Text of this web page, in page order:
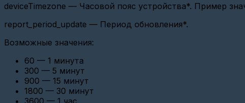
использования
Вега
M-
и
M-
BUS
2
Особенности
deviceTimezone — Часовой пояс устройства*. Пример
report_period_update — Период обновления*.
Возможные значения:
60 — 1 минута
300 — 5 минут
900 — 15 минут
1800 — 30 минут
3600 — 1 час